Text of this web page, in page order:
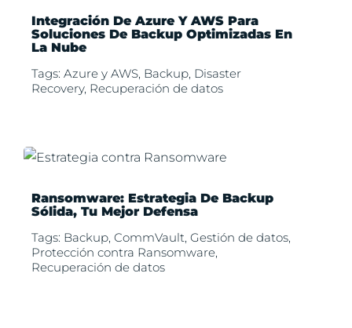
Integración De Azure Y AWS Para
Soluciones De Backup Optimizadas En
La Nube
Tags: Azure y AWS, Backup, Disaster
Recovery, Recuperación de datos
Ransomware: Estrategia De Backup
Sólida, Tu Mejor Defensa
Tags: Backup, CommVault, Gestión de datos,
Protección contra Ransomware,
Recuperación de datos